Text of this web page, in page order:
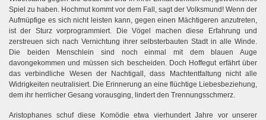
Spiel zu haben. Hochmut kommt vor dem Fall, sagt der Volksmund! Wenn der
Aufmüpfige es sich nicht leisten kann, gegen einen Mächtigeren anzutreten,
ist der Sturz vorprogrammiert. Die Vögel machen diese Erfahrung und
zerstreuen sich nach Vernichtung ihrer selbsterbauten Stadt in alle Winde.
Die beiden Menschlein sind noch einmal mit dem blauen Auge
davongekommen und müssen sich bescheiden. Doch Hoffegut erfährt über
das verbindliche Wesen der Nachtigall, dass Machtentfaltung nicht alle
Widrigkeiten neutralisiert. Die Erinnerung an eine flüchtige Liebesbeziehung,
dem ihr herrlicher Gesang vorausging, lindert den Trennungsschmerz.
Aristophanes schuf diese Komödie etwa vierhundert Jahre vor unserer